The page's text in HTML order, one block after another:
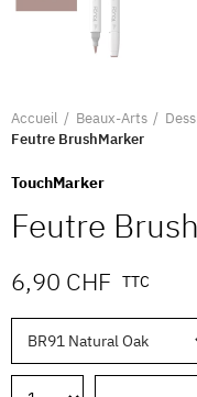
Accueil Beaux-Arts
Feutre BrushMarker
TouchMarker
Feutre
6,90 CHF TTC